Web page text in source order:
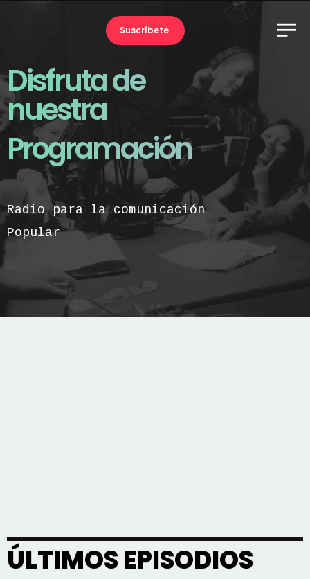
Suscríbete
Disfruta de
nuestra
Programación
Radio para la comunicación
Popular
ÚLTIMOS EPISODIOS